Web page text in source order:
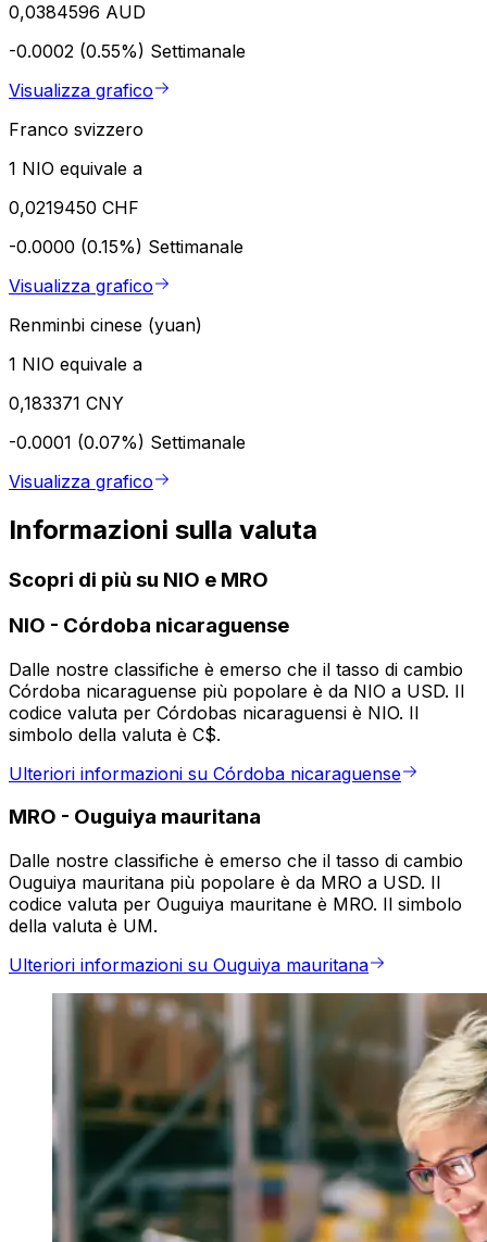
0,0384596 AUD
-0.0002 (0.55%) Settimanale
Visualizza grafico
Franco svizzero
1 NIO equivale a
0,0219450 CHF
-0.0000 (0.15%) Settimanale
Visualizza grafico
Renminbi cinese (yuan)
1 NIO equivale a
0,183371 CNY
-0.0001 (0.07%) Settimanale
Visualizza grafico
Informazioni sulla valuta
Scopri di più su NIO e MRO
NIO - Córdoba nicaraguense
Dalle nostre classifiche è emerso che il tasso di cambio
Córdoba nicaraguense più popolare è da NIO a USD. Il
codice valuta per Córdobas nicaraguensi è NIO. Il
simbolo della valuta è C$.
Ulteriori informazioni su Córdoba nicaraguense
MRO - Ouguiya mauritana
Dalle nostre classifiche è emerso che il tasso di cambio
Ouguiya mauritana più popolare è da MRO a USD. Il
codice valuta per Ouguiya mauritane è MRO. Il simbolo
della valuta è UM.
Ulteriori informazioni su Ouguiya mauritana